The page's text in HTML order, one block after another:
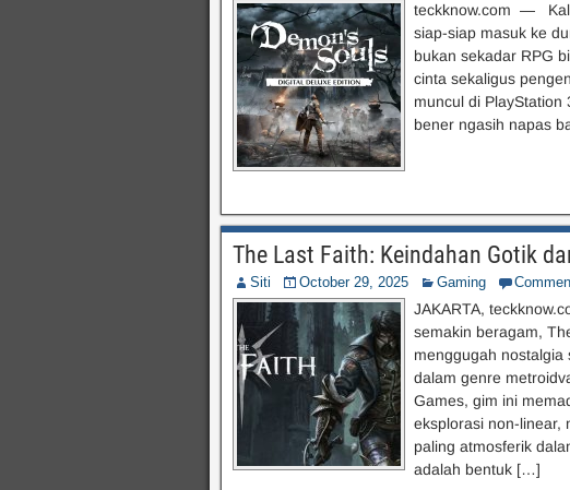
teckknow.com —
siap-siap masuk ke
bukan sekadar RPG
cinta sekaligus
muncul di PlayStation
bener ngasih napas
The Last Faith: Keindahan Gotik
Siti October 29, 2025 Gaming
JAKARTA,
semakin beragam,
menggugah nostalgia
dalam genre
Games, gim ini
eksplorasi non-linear,
paling atmosferik
adalah bentuk […]